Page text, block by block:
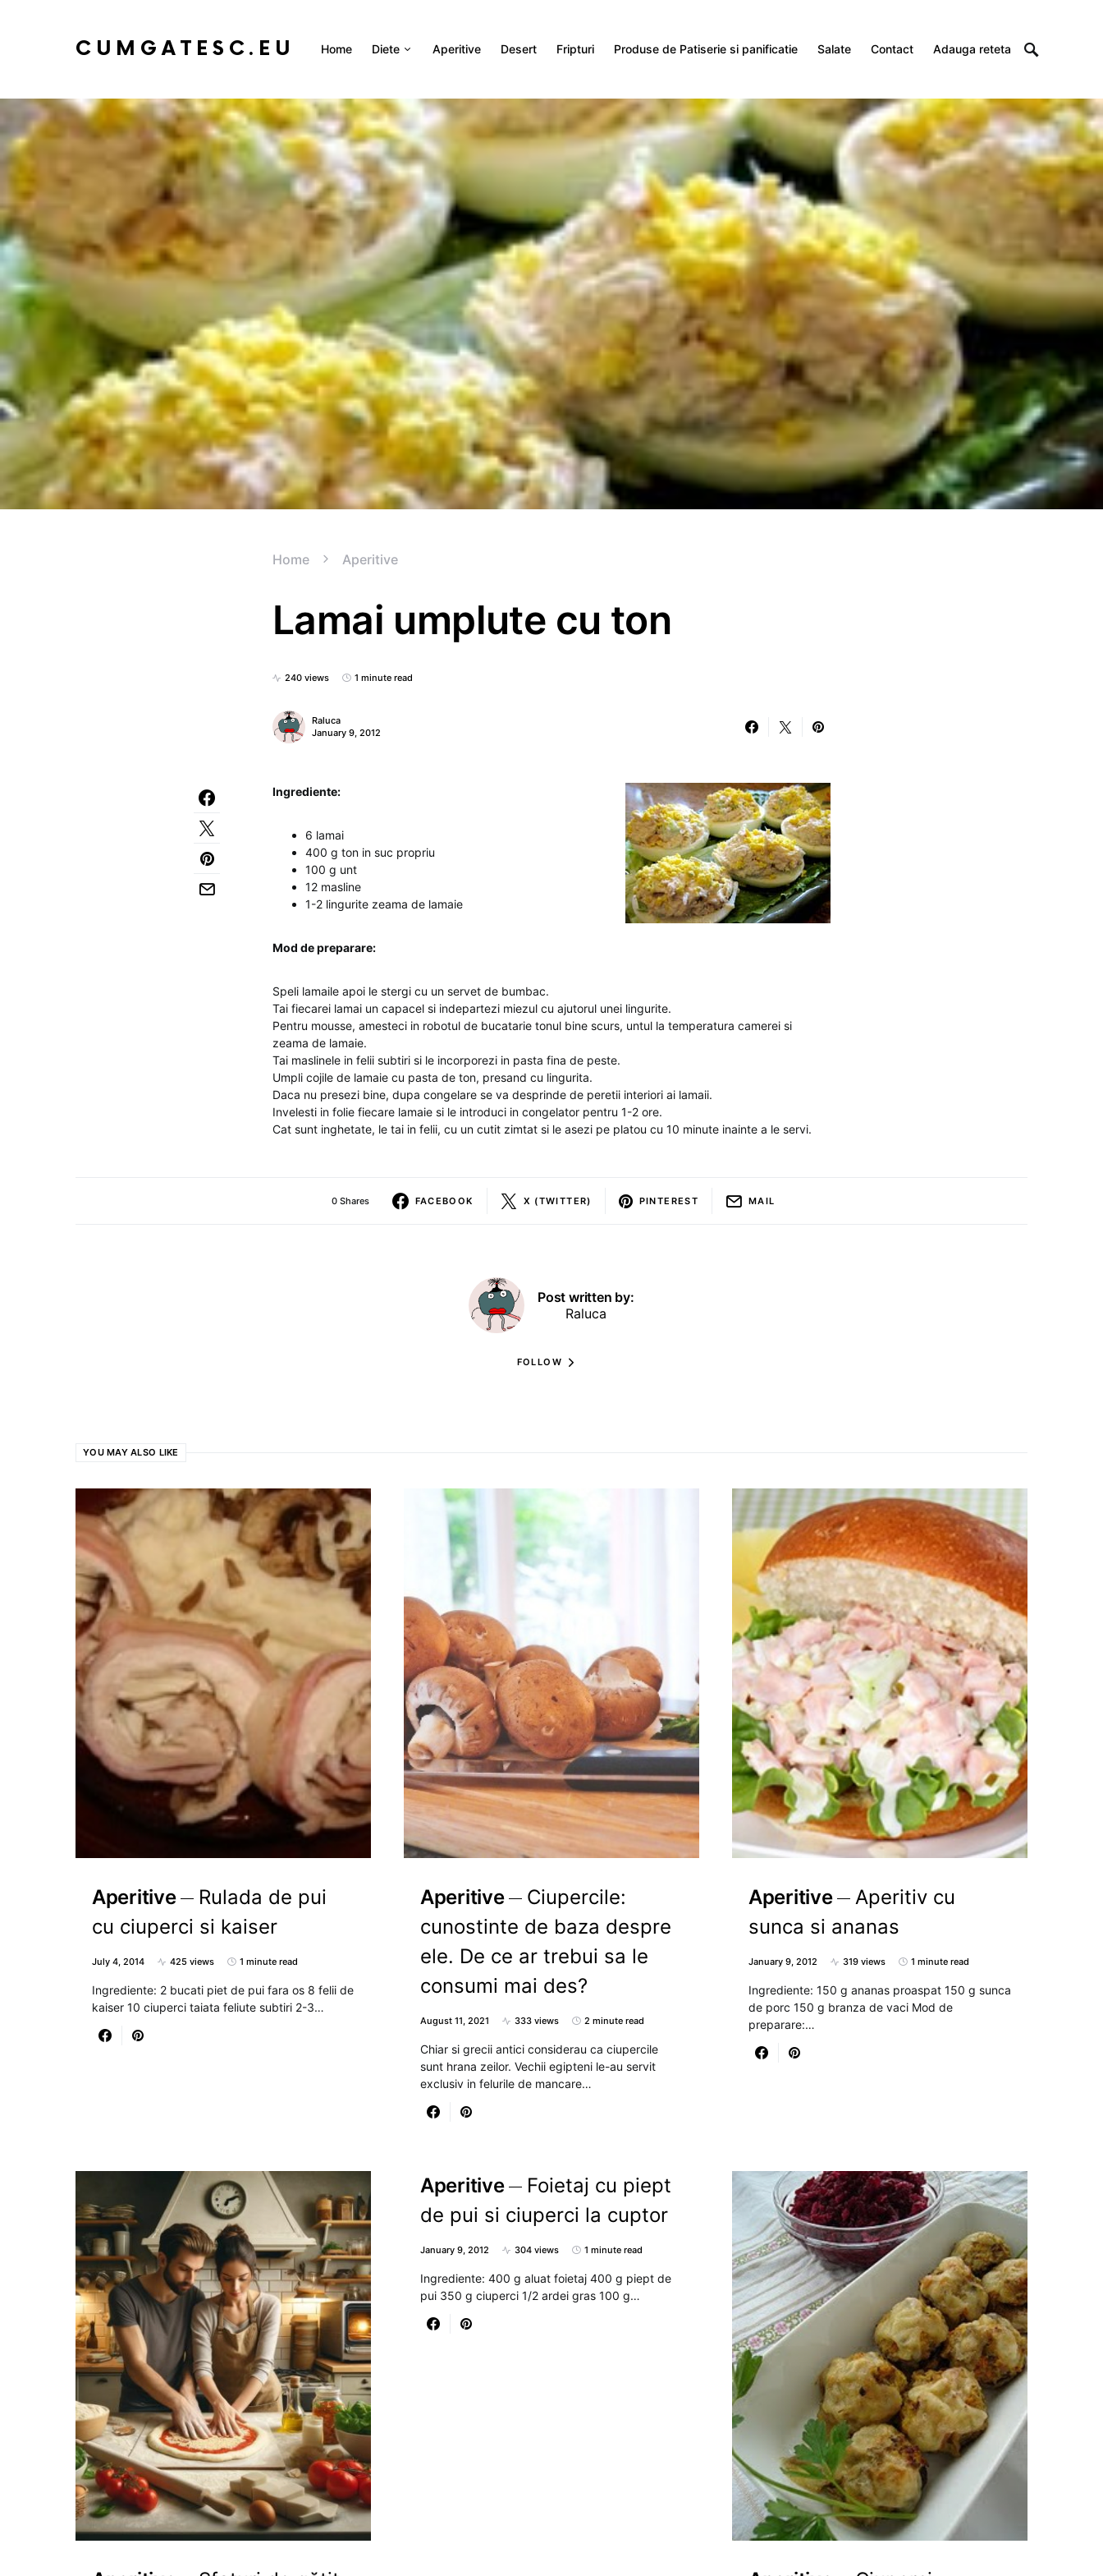
CUMGATESC.EU Home Diete Aperitive Desert Fripturi Produse de Patiserie si panificatie Salate Contact Adauga reteta
Home Aperitive
Lamai umplute cu ton
240 views 1 minute read
Raluca
January 9, 2012
Ingrediente:
6 lamai
400 g ton in suc propriu
100 g unt
12 masline
1-2 lingurite zeama de lamaie
Mod de preparare:
Speli lamaile apoi le stergi cu un servet de bumbac.
Tai fiecarei lamai un capacel si indepartezi miezul cu ajutorul unei lingurite.
Pentru mousse, amesteci in robotul de bucatarie tonul bine scurs, untul la temperatura camerei si
zeama de lamaie.
Tai maslinele in felii subtiri si le incorporezi in pasta fina de peste.
Umpli cojile de lamaie cu pasta de ton, presand cu lingurita.
Daca nu presezi bine, dupa congelare se va desprinde de peretii interiori ai lamaii.
Invelesti in folie fiecare lamaie si le introduci in congelator pentru 1-2 ore.
Cat sunt inghetate, le tai in felii, cu un cutit zimtat si le asezi pe platou cu 10 minute inainte a le servi.
0 Shares FACEBOOK X (TWITTER) PINTEREST MAIL
Post written by:
Raluca
FOLLOW
YOU MAY ALSO LIKE
Aperitive
Rulada de pui
cu ciuperci si kaiser
July 4, 2014 425 views 1 minute read
Ingrediente: 2 bucati piet de pui fara os 8 felii de
kaiser 10 ciuperci taiata feliute subtiri 2-3…
Aperitive
Ciupercile:
cunostinte de baza despre
ele. De ce ar trebui sa le
consumi mai des?
August 11, 2021 333 views 2 minute read
Chiar si grecii antici considerau ca ciupercile
sunt hrana zeilor. Vechii egipteni le-au servit
exclusiv in felurile de mancare…
Aperitive
Aperitiv cu
sunca si ananas
January 9, 2012 319 views 1 minute read
Ingrediente: 150 g ananas proaspat 150 g sunca
de porc 150 g branza de vaci Mod de
preparare:…
Aperitive
Foietaj cu piept
de pui si ciuperci la cuptor
January 9, 2012 304 views 1 minute read
Ingrediente: 400 g aluat foietaj 400 g piept de
pui 350 g ciuperci 1/2 ardei gras 100 g…